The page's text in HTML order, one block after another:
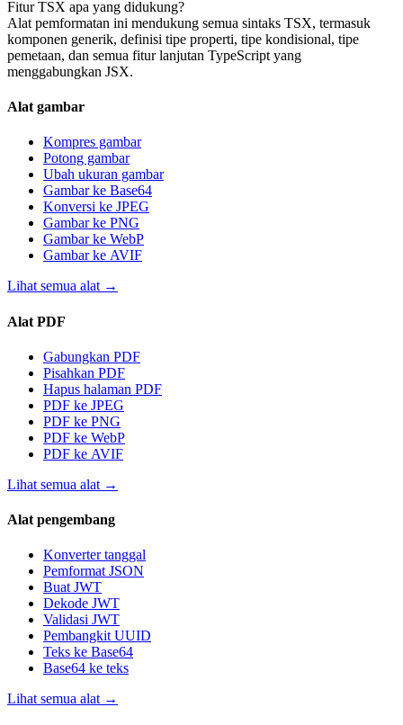
Fitur TSX apa yang didukung?
Alat pemformatan ini mendukung semua sintaks TSX, termasuk
komponen generik, definisi tipe properti, tipe kondisional, tipe
pemetaan, dan semua fitur lanjutan TypeScript yang
menggabungkan JSX.
Alat gambar
Kompres gambar
Potong gambar
Ubah ukuran gambar
Gambar ke Base64
Konversi ke JPEG
Gambar ke PNG
Gambar ke WebP
Gambar ke AVIF
Lihat semua alat→
Alat PDF
Gabungkan PDF
Pisahkan PDF
Hapus halaman PDF
PDF ke JPEG
PDF ke PNG
PDF ke WebP
PDF ke AVIF
Lihat semua alat →
Alat pengembang
Konverter tanggal
Pemformat JSON
Buat JWT
Dekode JWT
Validasi JWT
Pembangkit UUID
Teks ke Base64
Base64 ke teks
Lihat semua alat→